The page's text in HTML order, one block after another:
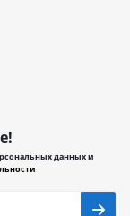
данных и